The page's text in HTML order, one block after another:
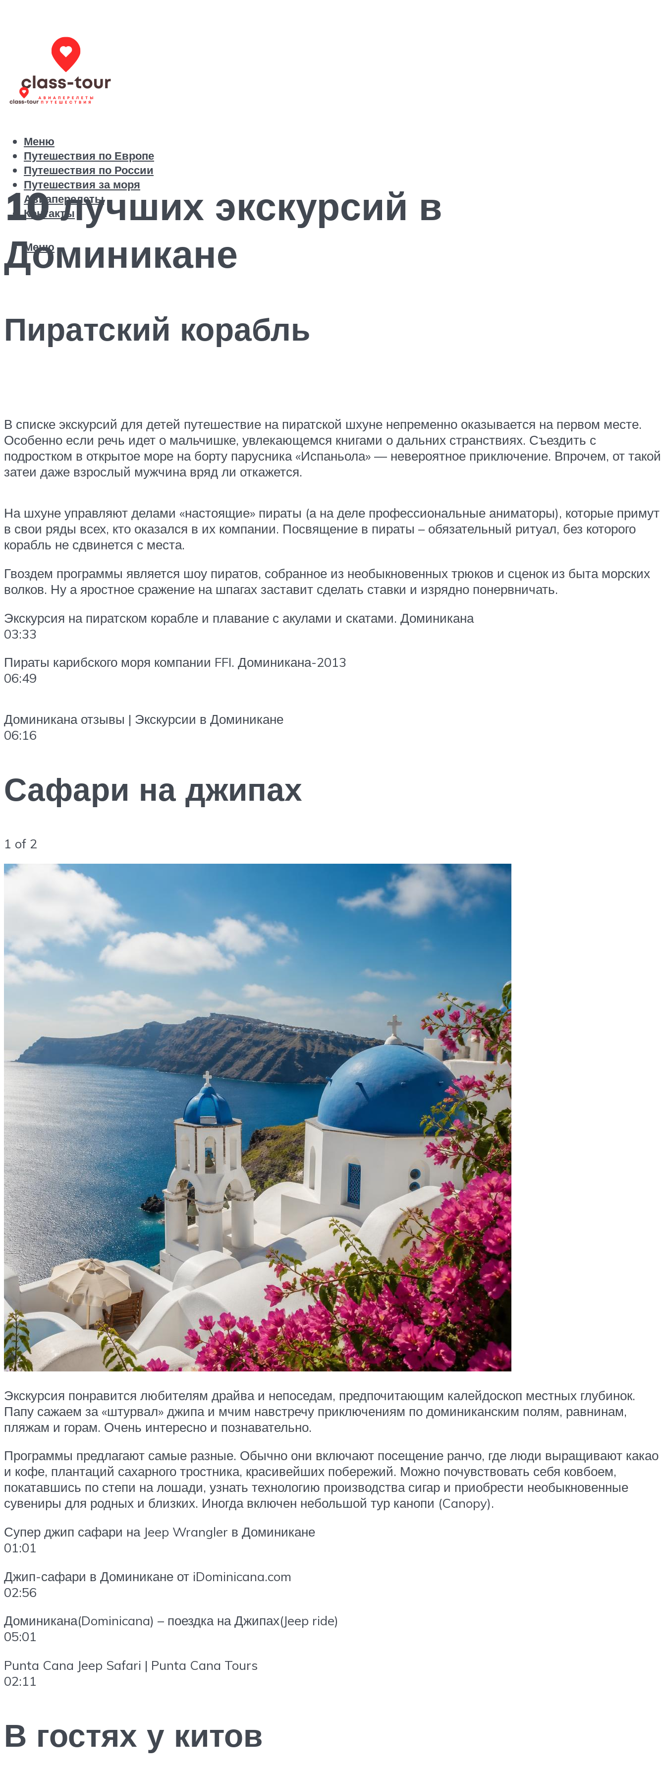
Путешествия по Европе
Путешествия по России
Путешествия за моря
Авиаперелеты
Контакты
Меню
Меню
10 лучших экскурсий в
Доминикане
Пиратский корабль
В списке экскурсий для детей путешествие на пиратской шхуне непременно оказывается на первом месте.
Особенно если речь идет о мальчишке, увлекающемся книгами о дальних странствиях. Съездить с
подростком в открытое море на борту парусника «Испаньола» — невероятное приключение. Впрочем, от такой
затеи даже взрослый мужчина вряд ли откажется.
На шхуне управляют делами «настоящие» пираты (а на деле профессиональные аниматоры), которые примут
в свои ряды всех, кто оказался в их компании. Посвящение в пираты – обязательный ритуал, без которого
корабль не сдвинется с места.
Гвоздем программы является шоу пиратов, собранное из необыкновенных трюков и сценок из быта морских
волков. Ну а яростное сражение на шпагах заставит сделать ставки и изрядно понервничать.
Экскурсия на пиратском корабле и плавание с акулами и скатами. Доминикана
03:33
Пираты карибского моря компании FFI. Доминикана-2013
06:49
Доминикана отзывы | Экскурсии в Доминикане
06:16
Сафари на джипах
1 of 2
Экскурсия понравится любителям драйва и непоседам, предпочитающим калейдоскоп местных глубинок.
Папу сажаем за «штурвал» джипа и мчим навстречу приключениям по доминиканским полям, равнинам,
пляжам и горам. Очень интересно и познавательно.
Программы предлагают самые разные. Обычно они включают посещение ранчо, где люди выращивают какао
и кофе, плантаций сахарного тростника, красивейших побережий. Можно почувствовать себя ковбоем,
покатавшись по степи на лошади, узнать технологию производства сигар и приобрести необыкновенные
сувениры для родных и близких. Иногда включен небольшой тур канопи (Canopy).
Супер джип сафари на Jeep Wrangler в Доминикане
01:01
Джип-сафари в Доминикане от iDominicana.com
02:56
Доминикана(Dominicana) – поездка на Джипах(Jeep ride)
05:01
Punta Cana Jeep Safari | Punta Cana Tours
02:11
В гостях у китов